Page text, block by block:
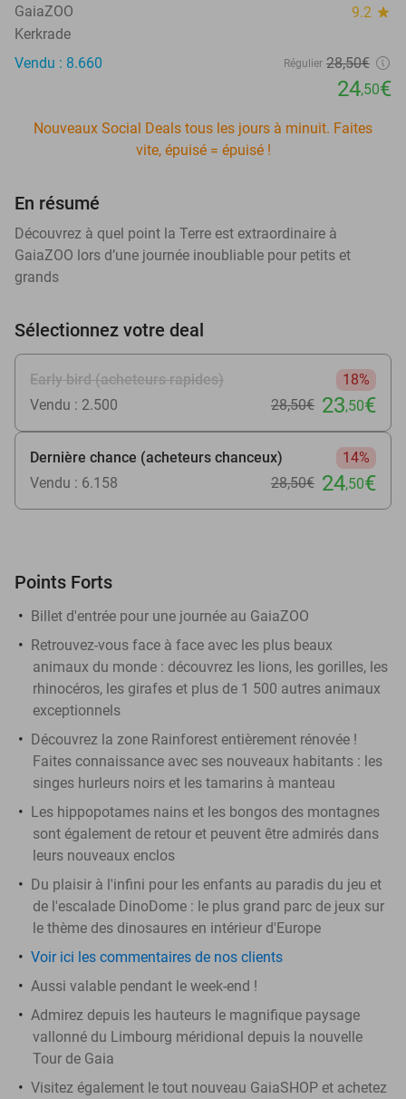
GaiaZOO 9.2 star
Kerkrade
Vendu : 8.660
Régulier 28,50€
24,50€
Nouveaux Social Deals tous les jours à minuit. Faites
vite, épuisé = épuisé !
En résumé
Découvrez à quel point la Terre est extraordinaire à
GaiaZOO lors d’une journée inoubliable pour petits et
grands
Sélectionnez votre deal
Early bird (acheteurs rapides)
18%
Vendu : 2.500
28,50€ 23,50€
Dernière chance (acheteurs chanceux)
14%
Vendu : 6.158
28,50€ 24,50€
Points Forts
Billet d'entrée pour une journée au GaiaZOO
Retrouvez-vous face à face avec les plus beaux
animaux du monde : découvrez les lions, les gorilles, les
rhinocéros, les girafes et plus de 1 500 autres animaux
exceptionnels
Découvrez la zone Rainforest entièrement rénovée !
Faites connaissance avec ses nouveaux habitants : les
singes hurleurs noirs et les tamarins à manteau
Les hippopotames nains et les bongos des montagnes
sont également de retour et peuvent être admirés dans
leurs nouveaux enclos
Du plaisir à l'infini pour les enfants au paradis du jeu et
de l'escalade DinoDome : le plus grand parc de jeux sur
le thème des dinosaures en intérieur d'Europe
Voir ici les commentaires de nos clients
Aussi valable pendant le week-end !
Admirez depuis les hauteurs le magnifique paysage
vallonné du Limbourg méridional depuis la nouvelle
Tour de Gaia
Visitez également le tout nouveau GaiaSHOP et achetez